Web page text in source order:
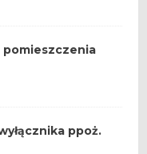
pomieszczenia
ppoż.